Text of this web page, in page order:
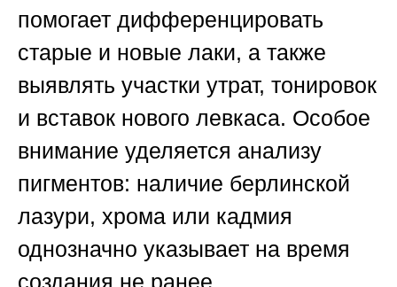
помогает дифференцировать
старые и новые лаки, а также
выявлять участки утрат, тонировок
и вставок нового левкаса. Особое
внимание уделяется анализу
пигментов: наличие берлинской
лазури, хрома или кадмия
однозначно указывает на время
создания не ранее